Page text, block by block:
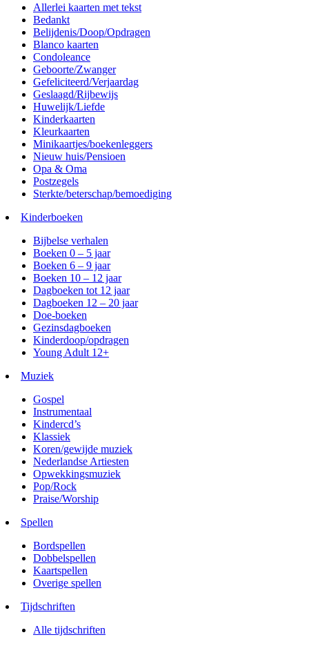
Allerlei kaarten met tekst
Bedankt
Belijdenis/Doop/Opdragen
Blanco kaarten
Condoleance
Geboorte/Zwanger
Gefeliciteerd/Verjaardag
Geslaagd/Rijbewijs
Huwelijk/Liefde
Kinderkaarten
Kleurkaarten
Minikaartjes/boekenleggers
Nieuw huis/Pensioen
Opa & Oma
Postzegels
Sterkte/beterschap/bemoediging
Kinderboeken
Bijbelse verhalen
Boeken 0 – 5 jaar
Boeken 6 – 9 jaar
Boeken 10 – 12 jaar
Dagboeken tot 12 jaar
Dagboeken 12 – 20 jaar
Doe-boeken
Gezinsdagboeken
Kinderdoop/opdragen
Young Adult 12+
Muziek
Gospel
Instrumentaal
Kindercd’s
Klassiek
Koren/gewijde muziek
Nederlandse Artiesten
Opwekkingsmuziek
Pop/Rock
Praise/Worship
Spellen
Bordspellen
Dobbelspellen
Kaartspellen
Overige spellen
Tijdschriften
Alle tijdschriften